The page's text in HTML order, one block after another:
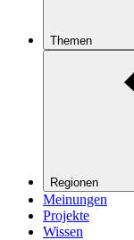
Themen
Regionen
Meinungen
Projekte
Wissen